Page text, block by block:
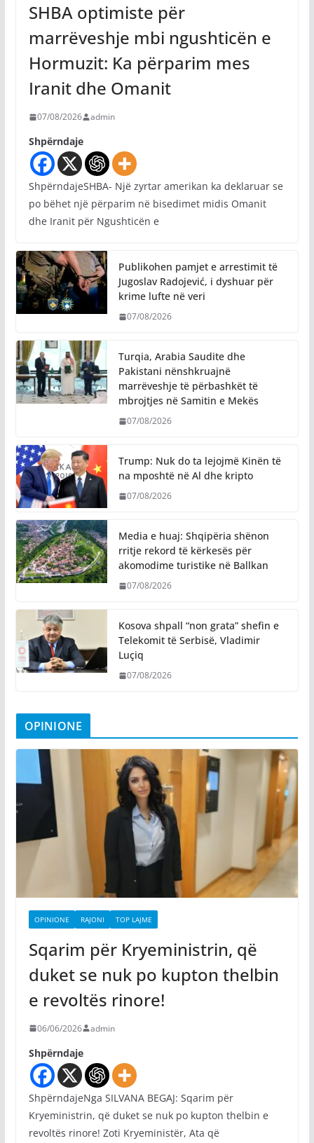
SHBA optimiste për
marrëveshje mbi ngushticën e
Hormuzit: Ka përparim mes
Iranit dhe Omanit
07/08/2026 admin
Shpërndaje
ShpërndajeSHBA- Një zyrtar amerikan ka deklaruar se
po bëhet një përparim në bisedimet midis Omanit
dhe Iranit për Ngushticën e
Publikohen pamjet e arrestimit të
Jugoslav Radojević, i dyshuar për
krime lufte në veri
07/08/2026
Turqia, Arabia Saudite dhe
Pakistani nënshkruajnë
marrëveshje të përbashkët të
mbrojtjes në Samitin e Mekës
07/08/2026
Trump: Nuk do ta lejojmë Kinën të
na mposhtë në Al dhe kripto
07/08/2026
Media e huaj: Shqipëria shënon
rritje rekord të kërkesës për
akomodime turistike në Ballkan
07/08/2026
Kosova shpall “non grata” shefin e
Telekomit të Serbisë, Vladimir
Luçiq
07/08/2026
OPINIONE
OPINIONE RAJONI TOP LAJME
Sqarim për Kryeministrin, që
duket se nuk po kupton thelbin
e revoltës rinore!
06/06/2026 admin
Shpërndaje
ShpërndajeNga SILVANA BEGAJ: Sqarim për
Kryeministrin, që duket se nuk po kupton thelbin e
revoltës rinore! Zoti Kryeministër, Ata që